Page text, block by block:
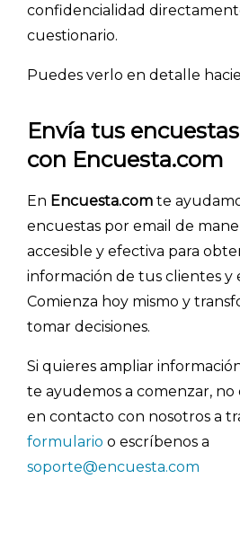
- Encuestas de
- Investigación de
confidencialidad
cuestionario.
Puedes verlo en detalle
Envía tus
con Encuesta.com
En Encuesta.com te
encuestas por email de
accesible y efectiva para
información de tus clientes y
Comienza hoy mismo y
tomar decisiones.
Si quieres ampliar
te ayudemos a comenzar,
en contacto con nosotros a
formulario o escríbenos a
soporte@encuesta.com